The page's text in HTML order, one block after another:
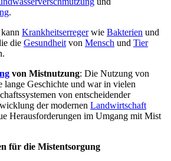
.
Krankheitserregerwie Bakterien und
die Gesundheit von Mensch und Tier
von Mistnutzung: Die Nutzung von
lange Geschichte und war in vielen
von entscheidender
der modernen Landwirtschaft
Herausforderungen im Umgang mit Mist
für die Mistentsorgung